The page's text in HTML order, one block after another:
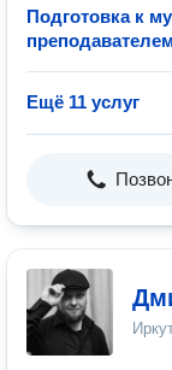
Подготовка к
преподавателем
Ещё 11 услуг